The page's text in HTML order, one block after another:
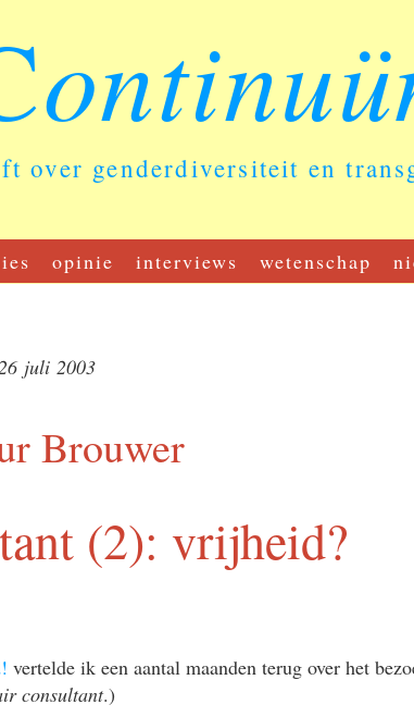
over genderdiversiteit en
opinie interviews wetenschap
juli 2003
Brouwer
(2): vrijheid?
vertelde ik een aantal maanden terug over het
consultant.)